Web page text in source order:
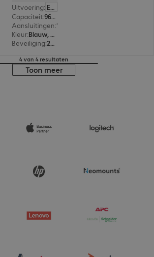
Uitvoering: Europa
Capaciteit:
960 GB
Aansluitingen:
Kleur:
Blauw, Zwart
Beveiliging: 256-bit AES-XTS versleuteling, FIPS 197 Standard
4 van 4 resultaten
Toon meer